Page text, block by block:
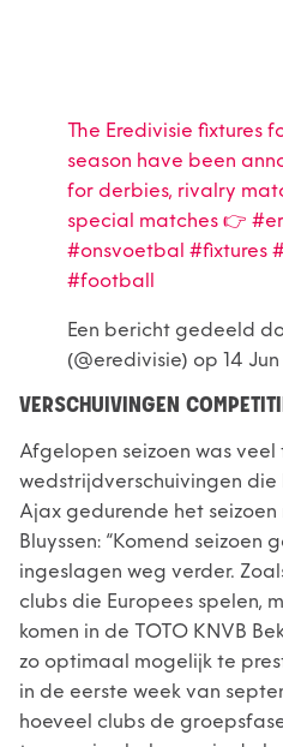
The Eredivisie fixtures
season have been
for derbies, rivalry
special matches 👉
#onsvoetbal #fixtures
#football
Een bericht gedeeld
(@eredivisie) op 14
VERSCHUIVINGEN
Afgelopen seizoen was
wedstrijdverschuivingen die
Ajax gedurende het
Bluyssen: “Komend seizoen
ingeslagen weg verder.
clubs die Europees spelen,
komen in de TOTO KNVB
zo optimaal mogelijk te
in de eerste week van
hoeveel clubs de